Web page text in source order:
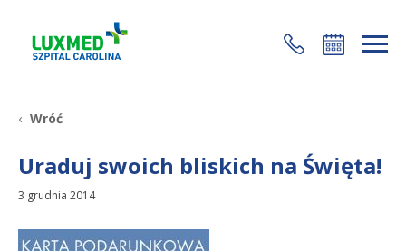
+48 22 35 58 200
Wróć
Uraduj swoich bliskich na Święta!
3 grudnia 2014